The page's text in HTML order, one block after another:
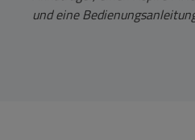
und eine